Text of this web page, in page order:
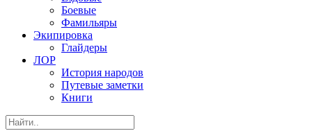
Боевые
Фамильяры
Экипировка
Глайдеры
ЛОР
История народов
Путевые заметки
Книги